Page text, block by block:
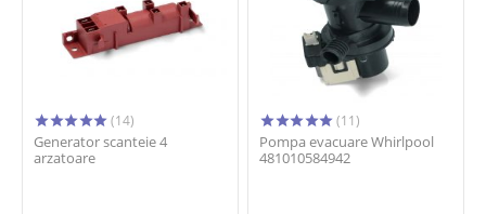
(14)
Generator scanteie 4
arzatoare
(11)
Pompa evacuare Whirlpool
481010584942